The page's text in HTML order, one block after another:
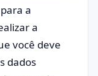
a
a
você deve
dados